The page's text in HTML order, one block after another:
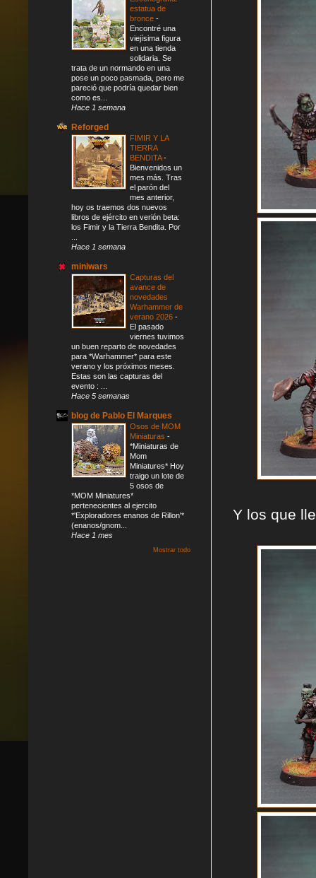
Y los que
estatua de
bronce -
Encontré una
viejísima figura
en una tienda
solidaria. Se
trata de un normando en una
pose un poco pasmada, pero me
pareció que podría quedar bien
como es...
Hace 1 semana
Reforged
FIMIR Y LA
TIERRA
BENDITA-
Bienvenidos un
mes más. Tras
el parón del
mes anterior,
hoy os traemos dos nuevos
libros de ejército en verión beta:
los Fimir y la Tierra Bendita. Por
Hace 1 semana
miniwars
Capturas del
avance de
novedades
Warhammer de
verano 2026 -
El pasado
viernes tuvimos
un buen reparto de novedades
para *Warhammer* para este
verano y los próximos meses.
Estas son las capturas del
evento : ...
Hace 5 semanas
blog de Pablo El Marques
Osos de MOM
Miniaturas -
*Miniaturas de
Mom
Miniatures* Hoy
traigo un lote de
5 osos de
*MOM Miniatures*
pertenecientes al ejercito
*'Exploradores enanos de Rillon'*
(enanos/gnom...
Hace 1 mes
Mostrar todo